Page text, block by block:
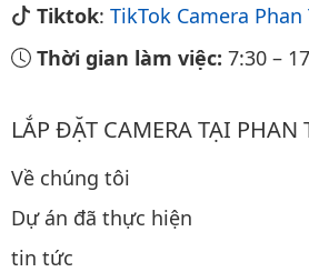
Tiktok: TikTok Camera Phan
Thời gian làm việc: 7:30 –
LẮP ĐẶT CAMERA TẠI PHAN
Về chúng tôi
Dự án đã thực hiện
tin tức